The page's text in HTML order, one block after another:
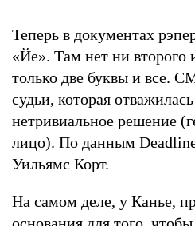
Теперь в документах
«Йе». Там нет ни
только две буквы и все.
судьи, которая
нетривиальное решение
лицо). По данным
Уильямс Корт.
На самом деле, у Канье,